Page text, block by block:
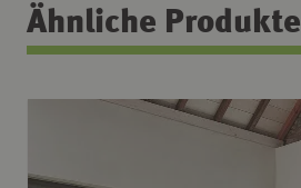
Ähnliche Produkte